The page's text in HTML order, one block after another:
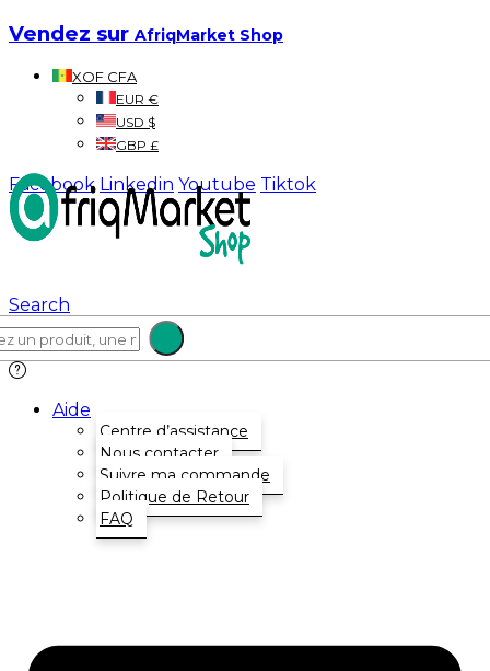
Vendez sur AfriqMarket Shop
XOF CFA
EUR €
USD $
GBP £
Facebook Linkedin Youtube Tiktok
Search
Aide
Centre d’assistance
Nous contacter
Suivre ma commande
Politique de Retour
FAQ